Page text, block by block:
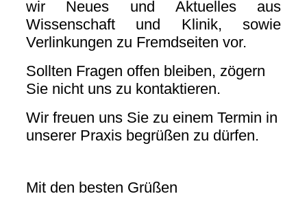
wir Neues und Aktuelles aus
Wissenschaft und Klinik, sowie
Verlinkungen zu Fremdseiten vor.
Sollten Fragen offen bleiben, zögern
Sie nicht uns zu kontaktieren.
Wir freuen uns Sie zu einem Termin in
unserer Praxis begrüßen zu dürfen.
Mit den besten Grüßen